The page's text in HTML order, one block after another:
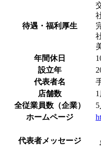
待遇・福利厚生
年間休日
設立年
代表者名
店舗数
全従業員数（企業）
5
ホームページ
代表者メッセージ